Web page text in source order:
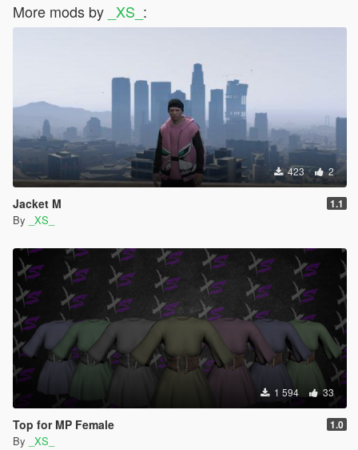
More mods by _XS_ :
423 2
Jacket M 1.1
By _XS_
1 594 33
Top for MP Female 1.0
By _XS_